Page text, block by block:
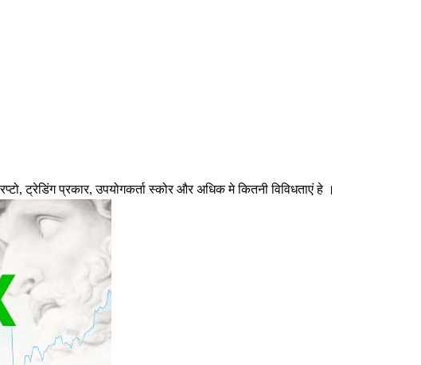
ट्रेडिंग प्रकार, उपयोगकर्ता स्कोर और अधिक मे कितनी विविधताएं हे ।